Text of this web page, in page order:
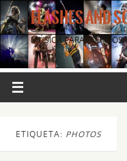
FLASHES AND
MÚSICA PARA LOS OJOS.
ETIQUETA: PHOTOS